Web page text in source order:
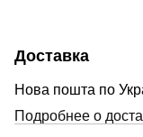
Доставка
Нова пошта по
Подробнее о